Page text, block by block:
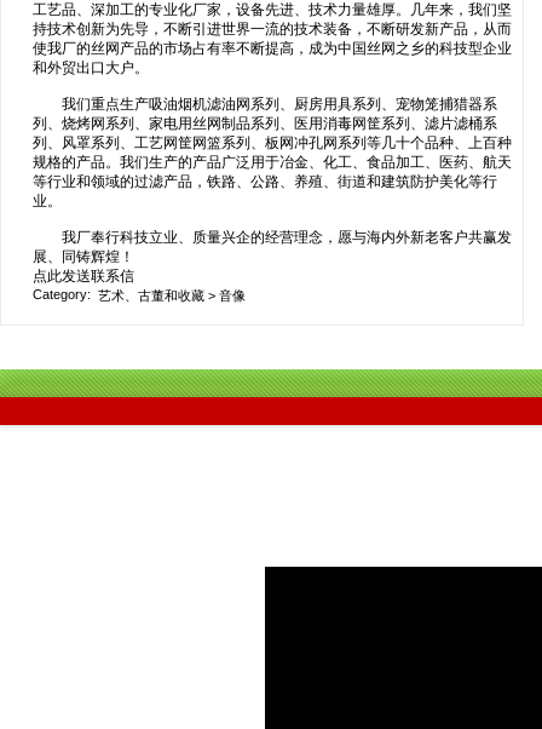
工艺品、深加工的专业化厂家，设备先进、技术力量雄厚。几年来，我们坚
持技术创新为先导，不断引进世界一流的技术装备，不断研发新产品，从而
使我厂的丝网产品的市场占有率不断提高，成为中国丝网之乡的科技型企业
和外贸出口大户。
我们重点生产吸油烟机滤油网系列、厨房用具系列、宠物笼捕猎器系
列、烧烤网系列、家电用丝网制品系列、医用消毒网筐系列、滤片滤桶系
列、风罩系列、工艺网筐网篮系列、板网冲孔网系列等几十个品种、上百种
规格的产品。我们生产的产品广泛用于冶金、化工、食品加工、医药、航天
等行业和领域的过滤产品，铁路、公路、养殖、街道和建筑防护美化等行
业。
我厂奉行科技立业、质量兴企的经营理念，愿与海内外新老客户共赢发
展、同铸辉煌！
点此发送联系信
Category: 艺术、古董和收藏 > 音像